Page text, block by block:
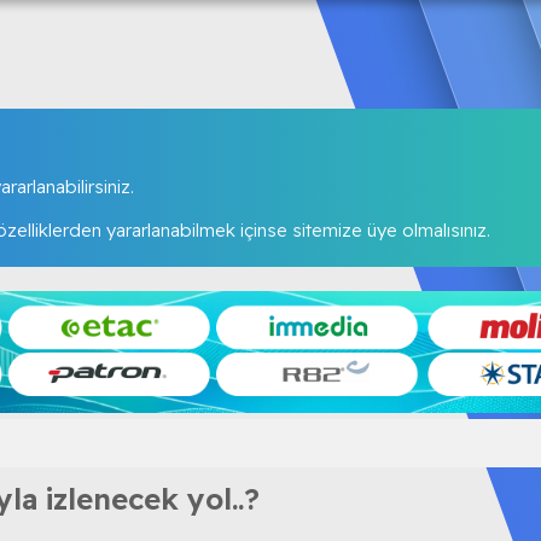
yararlanabilmek içinse sitemize üye olmalısınız.
izlenecek yol..?